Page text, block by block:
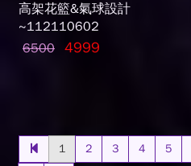
高架花籃&氣球設計
~112110602
6500 4999
1 2 3 4 5